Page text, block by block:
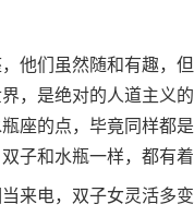
他们虽然随和有趣，
，是绝对的人道主义
座的点，毕竟同样都是
子和水瓶一样，都有
电，双子女灵活多